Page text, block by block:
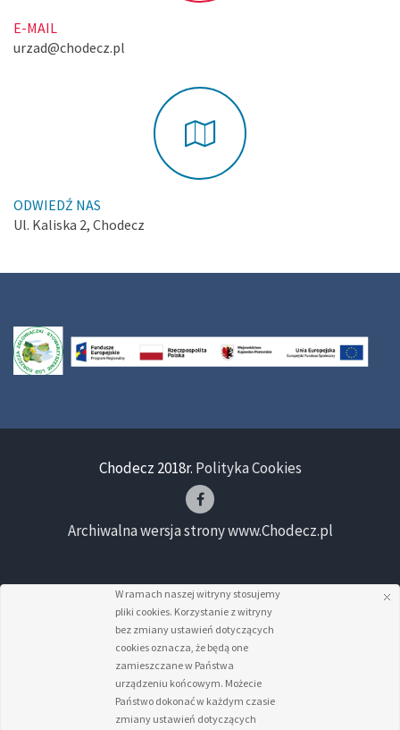
E-MAIL
urzad@chodecz.pl
ODWIEDŹ NAS
Ul. Kaliska 2, Chodecz
Chodecz 2018r. Polityka Cookies
Archiwalna wersja strony www.Chodecz.pl
W ramach naszej witryny stosujemy
pliki cookies. Korzystanie z witryny
bez zmiany ustawień dotyczących
cookies oznacza, że będą one
zamieszczane w Państwa
urządzeniu końcowym. Możecie
Państwo dokonać w każdym czasie
zmiany ustawień dotyczących